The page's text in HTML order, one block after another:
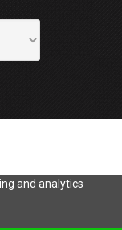
and analytics